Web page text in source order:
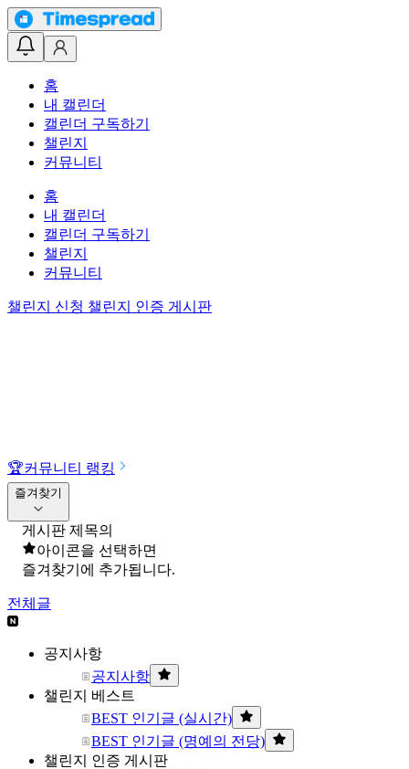
홈
내 캘린더
캘린더 구독하기
챌린지
커뮤니티
홈
내 캘린더
캘린더 구독하기
챌린지
커뮤니티
챌린지 신청 챌린지 인증 게시판
🏆커뮤니티 랭킹
즐겨찾기
게시판 제목의
아이콘을 선택하면
즐겨찾기에 추가됩니다.
전체글
공지사항
공지사항
챌린지 베스트
BEST 인기글 (실시간)
BEST 인기글 (명예의 전당)
챌린지 인증 게시판